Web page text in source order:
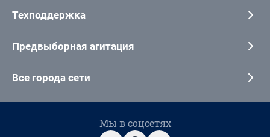
Техподдержка
Предвыборная агитация
Все города сети
Мы в соцсетях